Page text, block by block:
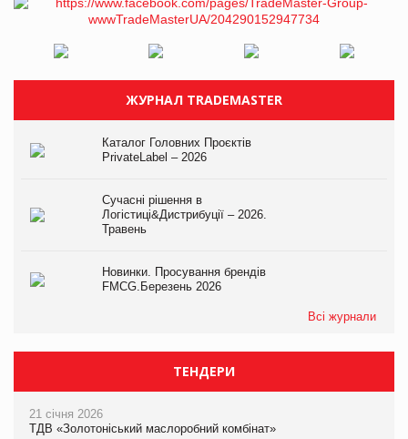
ЖУРНАЛ TRADEMASTER
Каталог Головних Проєктів
PrivateLabel – 2026
Сучасні рішення в
Логістиці&Дистрибуції – 2026.
Травень
Новинки. Просування брендів
FMCG.Березень 2026
Всі журнали
ТЕНДЕРИ
21 січня 2026
ТДВ «Золотоніський маслоробний комбінат»